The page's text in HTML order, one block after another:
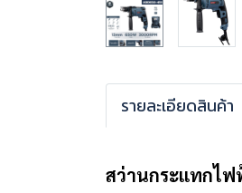
รายละเอียดสินค้า
สว่านกระแทกไฟ